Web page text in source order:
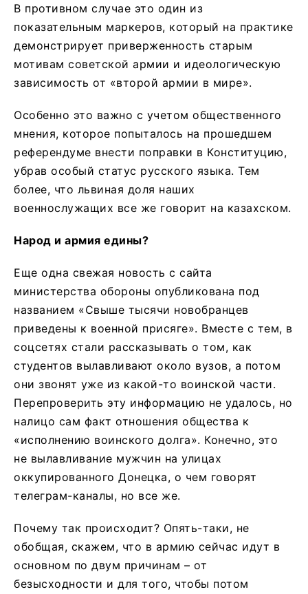
В противном случае это один из
показательным маркеров, который на практике
демонстрирует приверженность старым
мотивам советской армии и идеологическую
зависимость от «второй армии в мире».
Особенно это важно с учетом общественного
мнения, которое попыталось на прошедшем
референдуме внести поправки в Конституцию,
убрав особый статус русского языка. Тем
более, что львиная доля наших
военнослужащих все же говорит на казахском.
Народ и армия едины?
Еще одна свежая новость с сайта
министерства обороны опубликована под
названием «Свыше тысячи новобранцев
приведены к военной присяге». Вместе с тем, в
соцсетях стали рассказывать о том, как
студентов вылавливают около вузов, а потом
они звонят уже из какой-то воинской части.
Перепроверить эту информацию не удалось, но
налицо сам факт отношения общества к
«исполнению воинского долга». Конечно, это
не вылавливание мужчин на улицах
оккупированного Донецка, о чем говорят
телеграм-каналы, но все же.
Почему так происходит? Опять-таки, не
обобщая, скажем, что в армию сейчас идут в
основном по двум причинам – от
безысходности и для того, чтобы потом